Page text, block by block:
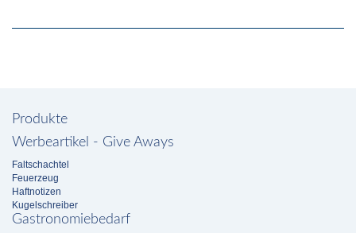
Produkte
Werbeartikel - Give Aways
Faltschachtel
Feuerzeug
Haftnotizen
Kugelschreiber
Gastronomiebedarf